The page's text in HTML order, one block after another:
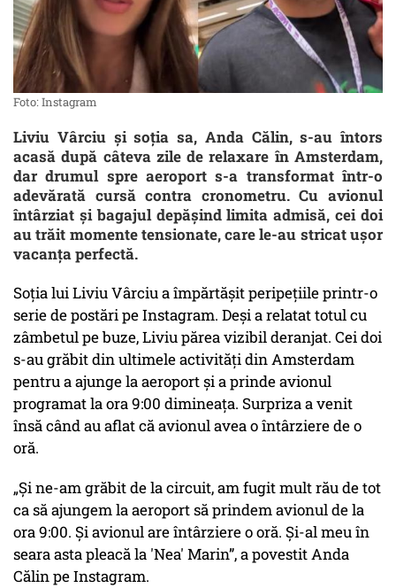
Foto: Instagram
Liviu Vârciu și soția sa, Anda Călin, s-au întors
acasă după câteva zile de relaxare în Amsterdam,
dar drumul spre aeroport s-a transformat într-o
adevărată cursă contra cronometru. Cu avionul
întârziat și bagajul depășind limita admisă, cei doi
au trăit momente tensionate, care le-au stricat ușor
vacanța perfectă.
Soția lui Liviu Vârciu a împărtășit peripețiile printr-o
serie de postări pe Instagram. Deși a relatat totul cu
zâmbetul pe buze, Liviu părea vizibil deranjat. Cei doi
s-au grăbit din ultimele activități din Amsterdam
pentru a ajunge la aeroport și a prinde avionul
programat la ora 9:00 dimineața. Surpriza a venit
însă când au aflat că avionul avea o întârziere de o
oră.
„Și ne-am grăbit de la circuit, am fugit mult rău de tot
ca să ajungem la aeroport să prindem avionul de la
ora 9:00. Și avionul are întârziere o oră. Și-al meu în
seara asta pleacă la 'Nea' Marin”, a povestit Anda
Călin pe Instagram.